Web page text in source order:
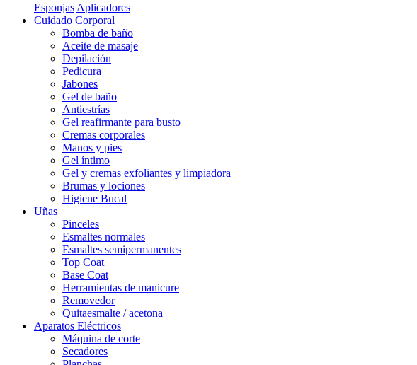
Esponjas Aplicadores
Cuidado Corporal
Bomba de baño
Aceite de masaje
Depilación
Pedicura
Jabones
Gel de baño
Antiestrías
Gel reafirmante para busto
Cremas corporales
Manos y pies
Gel íntimo
Gel y cremas exfoliantes y limpiadora
Brumas y lociones
Higiene Bucal
Uñas
Pinceles
Esmaltes normales
Esmaltes semipermanentes
Top Coat
Base Coat
Herramientas de manicure
Removedor
Quitaesmalte / acetona
Aparatos Eléctricos
Máquina de corte
Secadores